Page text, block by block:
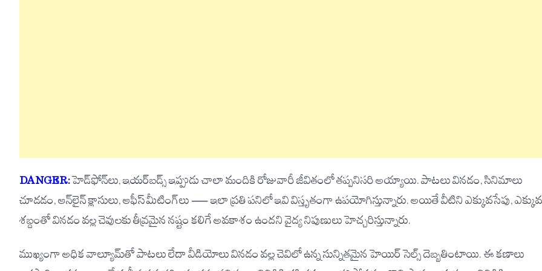
DANGER:హెడ్‌ఫోన్‌లు, ఇయర్‌బడ్స్ ఇప్పుడు చాలా మందికి రోజువారీ జీవితంలో తప్పనిసరి అయ్యాయి. పాటలు వినడం, సినిమాలు
చూడడం, ఆన్‌లైన్ క్లాసులు, ఆఫీస్ మీటింగ్‌లు — ఇలా ప్రతి పనిలో ఇవి విస్తృతంగా ఉపయోగిస్తున్నారు. అయితే వీటిని ఎక్కువసేపు, ఎక్కువ
శబ్దంతో వినడం వల్ల చెవులకు తీవ్రమైన నష్టం కలిగే అవకాశం ఉందని వైద్య నిపుణులు హెచ్చరిస్తున్నారు.
ముఖ్యంగా అధిక వాల్యూమ్‌తో పాటలు లేదా వీడియోలు వినడం వల్ల చెవిలో ఉన్న సున్నితమైన హెయిర్ సెల్స్ దెబ్బతింటాయి. ఈ కణాలు